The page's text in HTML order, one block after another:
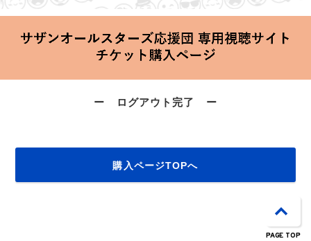
サザンオールスターズ 特別ライブ 2020
「Keep Smilin’～皆さん、ありがとうございます!!～」
2020.06.25 Thu 20:00 Start at 横浜アリーナ
ー ログアウト完了 ー
購入ページTOPへ
PAGE TOP